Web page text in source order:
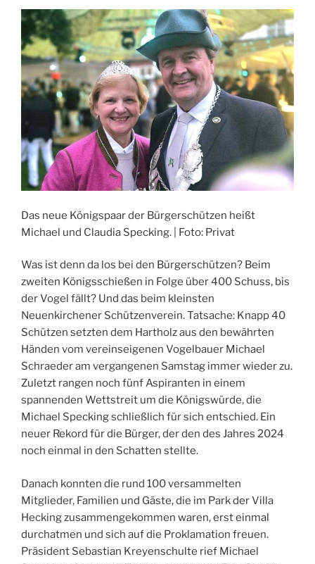
Das neue Königspaar der Bürgerschützen heißt
Michael und Claudia Specking. | Foto: Privat
Was ist denn da los bei den Bürgerschützen? Beim
zweiten Königsschießen in Folge über 400 Schuss, bis
der Vogel fällt? Und das beim kleinsten
Neuenkirchener Schützenverein. Tatsache: Knapp 40
Schützen setzten dem Hartholz aus den bewährten
Händen vom vereinseigenen Vogelbauer Michael
Schraeder am vergangenen Samstag immer wieder zu.
Zuletzt rangen noch fünf Aspiranten in einem
spannenden Wettstreit um die Königswürde, die
Michael Specking schließlich für sich entschied. Ein
neuer Rekord für die Bürger, der den des Jahres 2024
noch einmal in den Schatten stellte.
Danach konnten die rund 100 versammelten
Mitglieder, Familien und Gäste, die im Park der Villa
Hecking zusammengekommen waren, erst einmal
durchatmen und sich auf die Proklamation freuen.
Präsident Sebastian Kreyenschulte rief Michael